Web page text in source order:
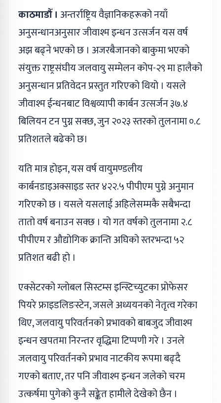
काठमाडौँ । अन्तर्राष्ट्रिय वैज्ञानिकहरूको नयाँ
अनुसन्धानअनुसार जीवाश्म इन्धन उत्सर्जन यस वर्ष
अझ बढ्ने भएको छ । अजरबैजानको बाकुमा भएको
संयुक्त राष्ट्रसंघीय जलवायु सम्मेलन कोप-२९ मा हालैको
अनुसन्धान प्रतिवेदन प्रस्तुत गरिएको थियो । यसले
जीवाश्म ईन्धनबाट विश्वव्यापी कार्बन उत्सर्जन ३७.४
बिलियन टन पुग्न सक्छ, जुन २०२३ स्तरको तुलनामा ०.८
प्रतिशतले बढेको छ।
यति मात्र होइन, यस वर्ष वायुमण्डलीय
कार्बनडाइअक्साइड स्तर ४२२.५ पीपीएम पुग्ने अनुमान
गरिएको छ । यसले यसलाई अहिलेसम्मकै सबैभन्दा
तातो वर्ष बनाउन सक्छ । यो गत वर्षको तुलनामा २.८
पीपीएम र औद्योगिक क्रान्ति अघिको स्तरभन्दा ५२
प्रतिशत बढी हो ।
एक्सेटरको ग्लोबल सिस्टम्स इन्स्टिच्युटका प्रोफेसर
पियरे फ्राइडलिङस्टेन, जसले अध्ययनको नेतृत्व गरेका
थिए, जलवायु परिवर्तनको प्रभावको बाबजुद जीवाश्म
इन्धन खपतमा निरन्तर वृद्धिमा टिप्पणी गरे । उनले
जलवायु परिवर्तनको प्रभाव नाटकीय रूपमा बढ्दै
गएको बताए, तर पनि जीवाश्म इन्धन जलेको चरम
उत्कर्षमा पुगेको कुनै सङ्केत हामीले देखेको छैन ।